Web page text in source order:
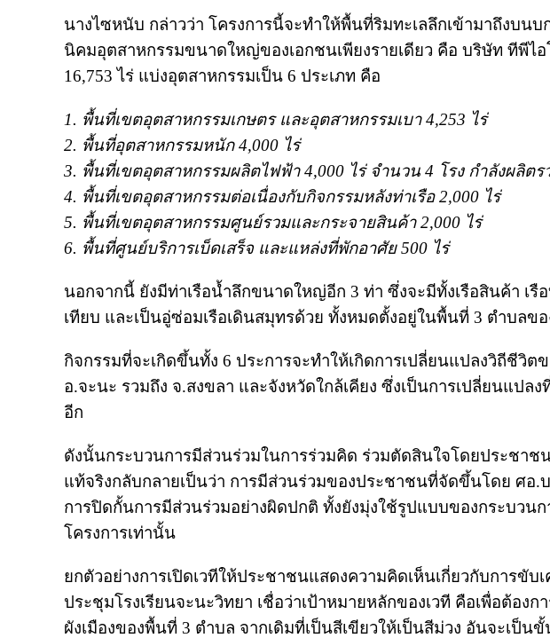
นางไซหนับ กล่าวว่า โครงการนี้จะทำให้พื้นที่ริมทะเลลึกเข้ามาถึงบน
นิคมอุตสาหกรรมขนาดใหญ่ของเอกชนเพียงรายเดียว คือ บริษัท ทีพีไ
16,753 ไร่ แบ่งอุตสาหกรรมเป็น 6 ประเภท คือ
1. พื้นที่เขตอุตสาหกรรมเกษตร และอุตสาหกรรมเบา 4,253 ไร่
2. พื้นที่อุตสาหกรรมหนัก 4,000 ไร่
3. พื้นที่เขตอุตสาหกรรมผลิตไฟฟ้า 4,000 ไร่ จำนวน 4 โรง กำลังผลิตร
4. พื้นที่เขตอุตสาหกรรมต่อเนื่องกับกิจกรรมหลังท่าเรือ 2,000 ไร่
5. พื้นที่เขตอุตสาหกรรมศูนย์รวมและกระจายสินค้า 2,000 ไร่
6. พื้นที่ศูนย์บริการเบ็ดเสร็จ และแหล่งที่พักอาศัย 500 ไร่
นอกจากนี้ ยังมีท่าเรือน้ำลึกขนาดใหญ่อีก 3 ท่า ซึ่งจะมีทั้งเรือสินค้า เ
เทียบ และเป็นอู่ซ่อมเรือเดินสมุทรด้วย ทั้งหมดตั้งอยู่ในพื้นที่ 3 ตำบลข
กิจกรรมที่จะเกิดขึ้นทั้ง 6 ประการจะทำให้เกิดการเปลี่ยนแปลงวิถีชีวิ
อ.จะนะ รวมถึง จ.สงขลา และจังหวัดใกล้เคียง ซึ่งเป็นการเปลี่ยนแป
อีก
ดังนั้นกระบวนการมีส่วนร่วมในการร่วมคิด ร่วมตัดสินใจโดยประชาช
แท้จริงกลับกลายเป็นว่า การมีส่วนร่วมของประชาชนที่จัดขึ้นโดย ศอ.
การปิดกั้นการมีส่วนร่วมอย่างผิดปกติ ทั้งยังมุ่งใช้รูปแบบของกระบวน
โครงการเท่านั้น
ยกตัวอย่างการเปิดเวทีให้ประชาชนแสดงความคิดเห็นเกี่ยวกับการขับ
ประชุมโรงเรียนจะนะวิทยา เชื่อว่าเป้าหมายหลักของเวที คือเพื่อต้อง
ผังเมืองของพื้นที่ 3 ตำบล จากเดิมที่เป็นสีเขียวให้เป็นสีม่วง อันจะเป็